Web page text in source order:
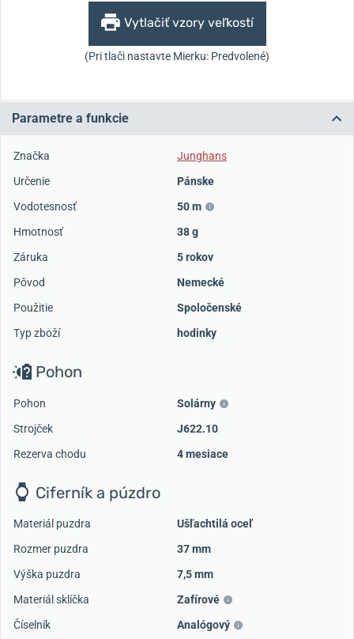
Vytlačiť vzory veľkostí
(Pri tlači nastavte Mierku: Predvolené)
Parametre a funkcie
Značka
Junghans
Určenie
Pánske
Vodotesnosť
50 m
Hmotnosť
38 g
Záruka
5 rokov
Pôvod
Nemecké
Použitie
Spoločenské
Typ zboží
hodinky
Pohon
Pohon
Solárny
Strojček
J622.10
Rezerva chodu
4 mesiace
Ciferník a púzdro
Materiál puzdra
Ušľachtilá oceľ
Rozmer puzdra
37 mm
Výška puzdra
7,5 mm
Materiál sklíčka
Zafírové
Číselník
Analógový